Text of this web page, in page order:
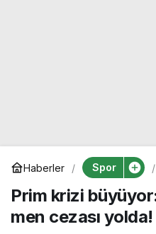
Haberler Spor
Prim krizi
men cezası yolda!